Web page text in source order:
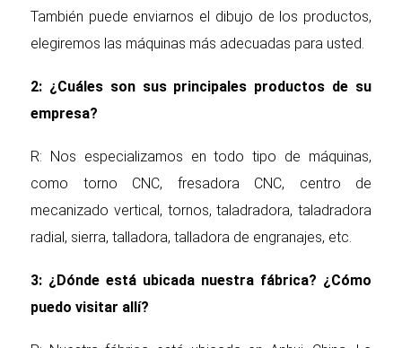
También puede enviarnos el dibujo de los productos,
elegiremos las máquinas más adecuadas para usted.
2: ¿Cuáles son sus principales productos de su
empresa?
R: Nos especializamos en todo tipo de máquinas,
como torno CNC, fresadora CNC, centro de
mecanizado vertical, tornos, taladradora, taladradora
radial, sierra, talladora, talladora de engranajes, etc.
3: ¿Dónde está ubicada nuestra fábrica? ¿Cómo
puedo visitar allí?